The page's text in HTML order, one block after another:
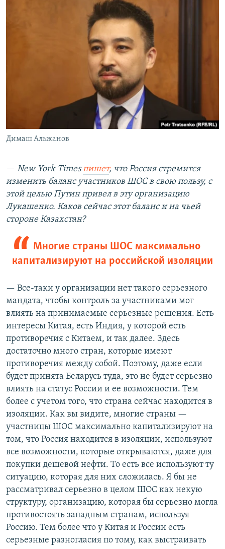
Димаш Альжанов
— New York Timesпишет, что Россия стремится
изменить баланс участников ШОС в свою пользу, с
этой целью Путин привел в эту организацию
Лукашенко. Каков сейчас этот баланс и на чьей
стороне Казахстан?
Многие страны ШОС максимально
капитализируют на российской изоляции
— Все-таки у организации нет такого серьезного
мандата, чтобы контроль за участниками мог
влиять на принимаемые серьезные решения. Есть
интересы Китая, есть Индия, у которой есть
противоречия с Китаем, и так далее. Здесь
достаточно много стран, которые имеют
противоречия между собой. Поэтому, даже если
будет принята Беларусь туда, это не будет серьезно
влиять на статус России и ее возможности. Тем
более с учетом того, что страна сейчас находится в
изоляции. Как вы видите, многие страны —
участницы ШОС максимально капитализируют на
том, что Россия находится в изоляции, используют
все возможности, которые открываются, даже для
покупки дешевой нефти. То есть все используют ту
ситуацию, которая для них сложилась. Я бы не
рассматривал серьезно в целом ШОС как некую
структуру, организацию, которая бы серьезно могла
противостоять западным странам, используя
Россию. Тем более что у Китая и России есть
серьезные разногласия по тому, как выстраивать